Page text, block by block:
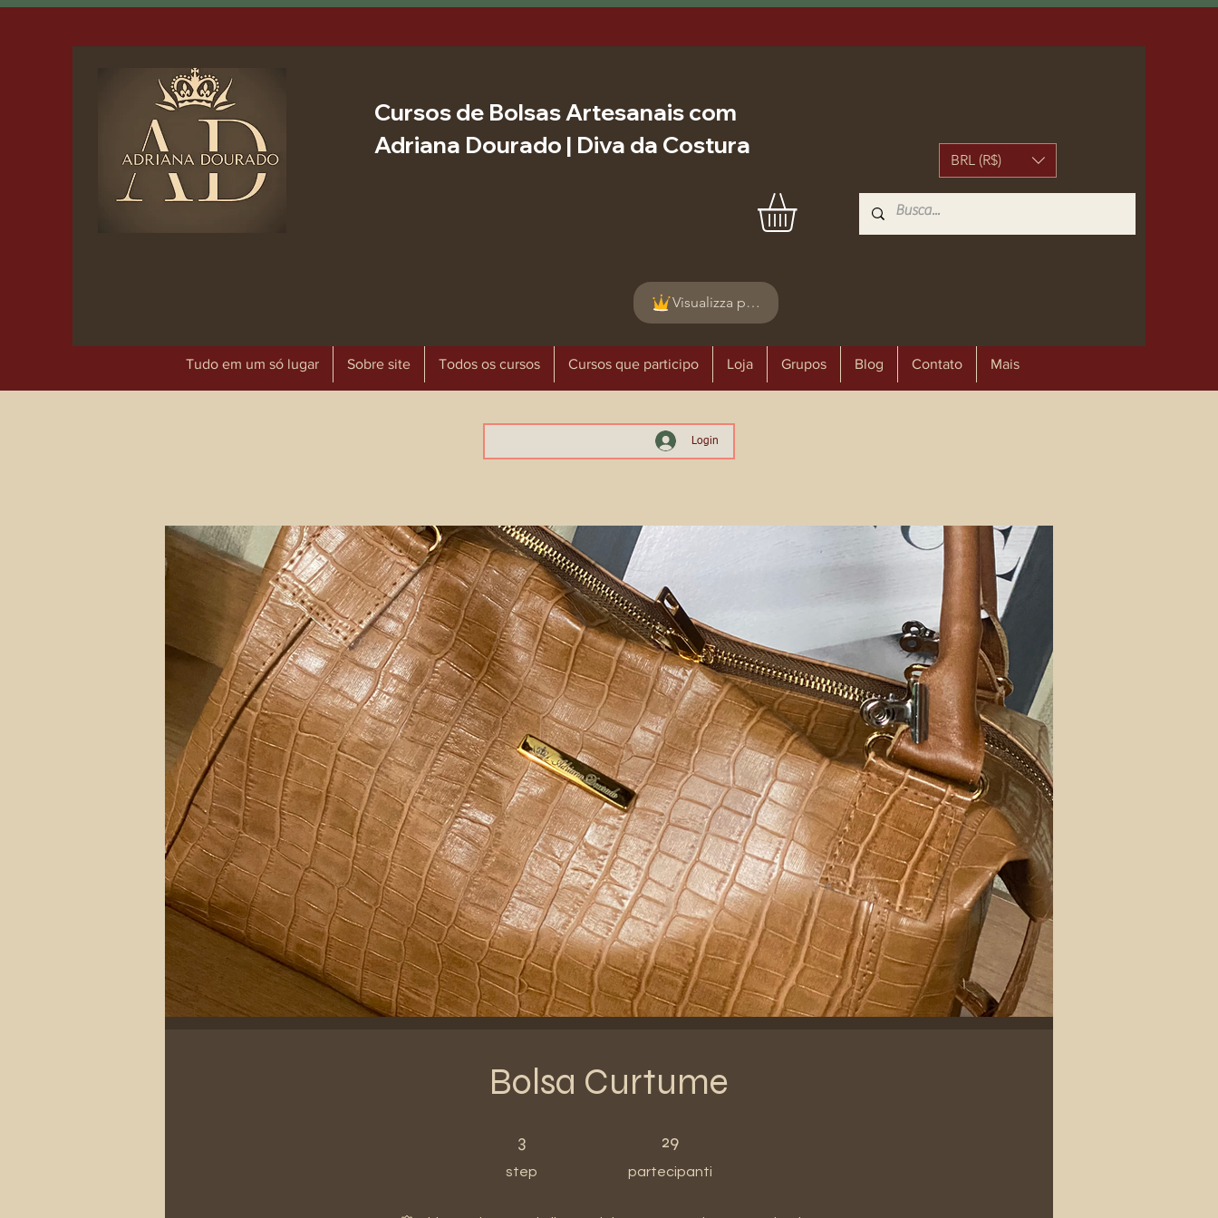
Cursos de Bolsas Artesanais com
Adriana Dourado | Diva da Costura
BRL (R$)
Visualizza punti
Tudo em um só lugar Sobre site Todos os cursos Cursos que participo Loja Grupos Blog Contato Mais
Login
Bolsa Curtume
3
step
29
partecipanti